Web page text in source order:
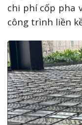
chi phí cốp pha
công trình liền